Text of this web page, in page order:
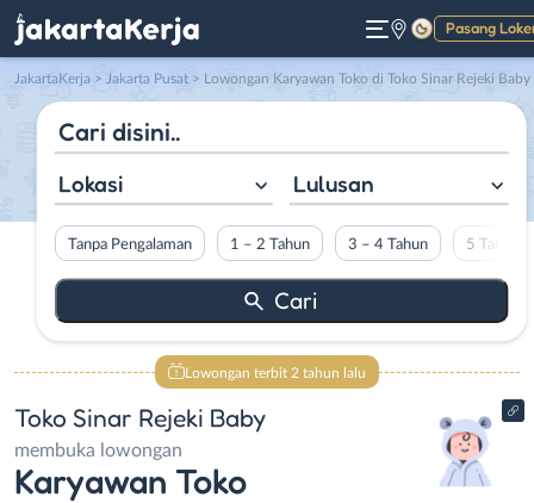
Pasang
Gelap
JakartaKerja > Jakarta Pusat > Lowongan Karyawan Toko di Toko Sinar Rejeki Baby
Lokasi Lulusan
Tanpa Pengalaman 1 – 2 Tahun 3 – 4 Tahun 5 Tahun
Lowongan terbit 2 tahun lalu
Toko Sinar Rejeki Baby
membuka lowongan
Karyawan Toko